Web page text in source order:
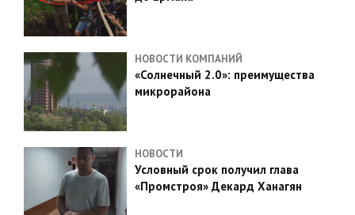
НОВОСТИ КОМПАНИЙ
«Солнечный 2.0»: преимущества
микрорайона
НОВОСТИ
Условный срок получил глава
«Промстроя» Декард Ханагян